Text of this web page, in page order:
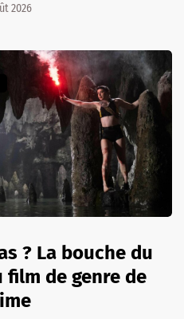
2026
? La bouche du
film de genre de